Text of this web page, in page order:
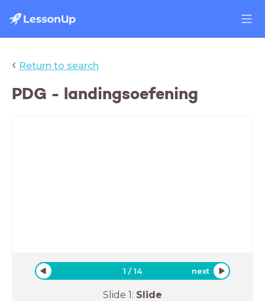
‹ Return to search
PDG - landingsoefening
1 /14 next
Slide 1: Slide